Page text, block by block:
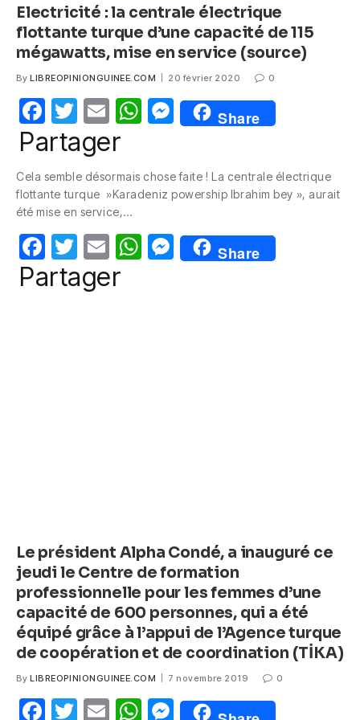
Electricité : la centrale électrique
flottante turque d’une capacité de 115
mégawatts, mise en service (source)
By LIBREOPINIONGUINEE.COM 20 février 2020 0
F
a
e
b
o
o
k
T
w
itt
er
E
m
W
s
p
p
M
e
e
g
er
Share
Partager
Cela semble désormais chose faite ! La centrale électrique
flottante turque »Karadeniz powership Ibrahim bey », aurait
été mise en service,…
F
a
T
w
itt
E
m
W M
e
Share
Partager
Le président Alpha Condé, a inauguré ce
jeudi le Centre de formation
professionnelle pour les femmes d’une
capacité de 600 personnes, qui a été
équipé grâce à l’appui de l’Agence turque
de coopération et de coordination (TİKA)
By LIBREOPINIONGUINEE.COM 7 novembre 2019 0
F T E W M